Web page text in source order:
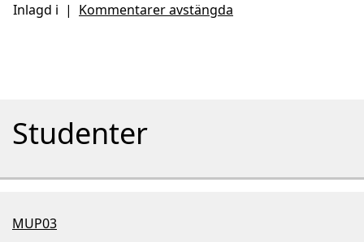
Inlagd i | Kommentarer avstängda
Studenter
MUP03